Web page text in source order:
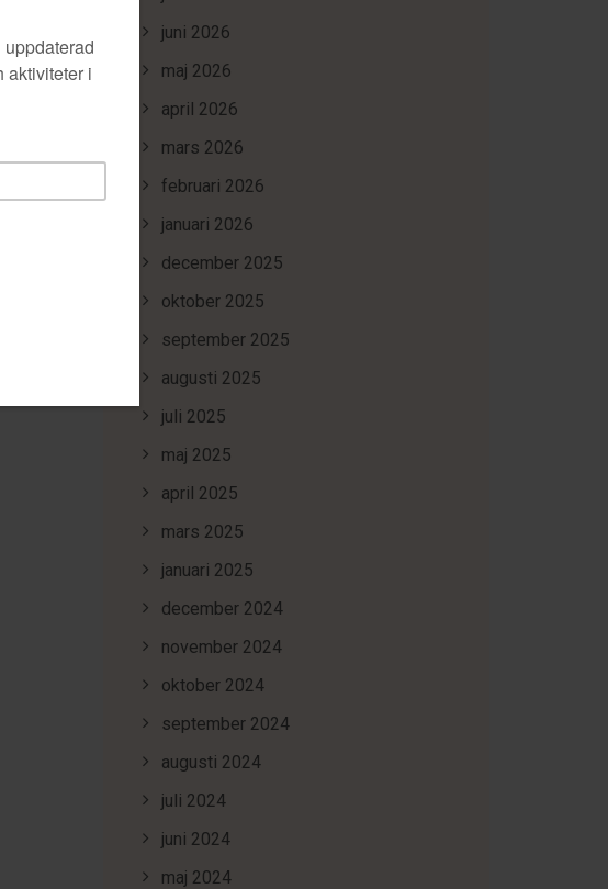
juni 2026
maj 2026
april 2026
mars 2026
februari 2026
januari 2026
december 2025
oktober 2025
september 2025
augusti 2025
juli 2025
maj 2025
april 2025
mars 2025
januari 2025
december 2024
november 2024
oktober 2024
september 2024
augusti 2024
juli 2024
juni 2024
maj 2024